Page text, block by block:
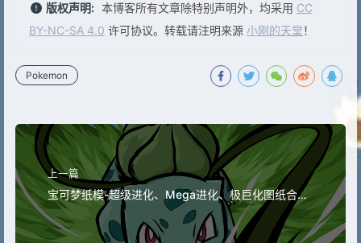
版权声明: 本博客所有文章除特别声明外，均采用 CC
BY-NC-SA 4.0 许可协议。转载请注明来源 小刚的天堂！
Pokemon
上一篇
宝可梦纸模-超级进化、Mega进化、极巨化图纸合集
（多版本）